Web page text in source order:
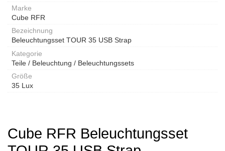
Marke
Cube RFR
Bezeichnung
Beleuchtungsset TOUR 35 USB Strap
Kategorie
Teile / Beleuchtung / Beleuchtungssets
Größe
35 Lux
Cube RFR Beleuchtungsset